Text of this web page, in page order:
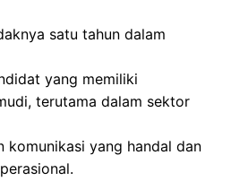
satu tahun dalam
yang memiliki
terutama dalam sektor
komunikasi yang handal dan